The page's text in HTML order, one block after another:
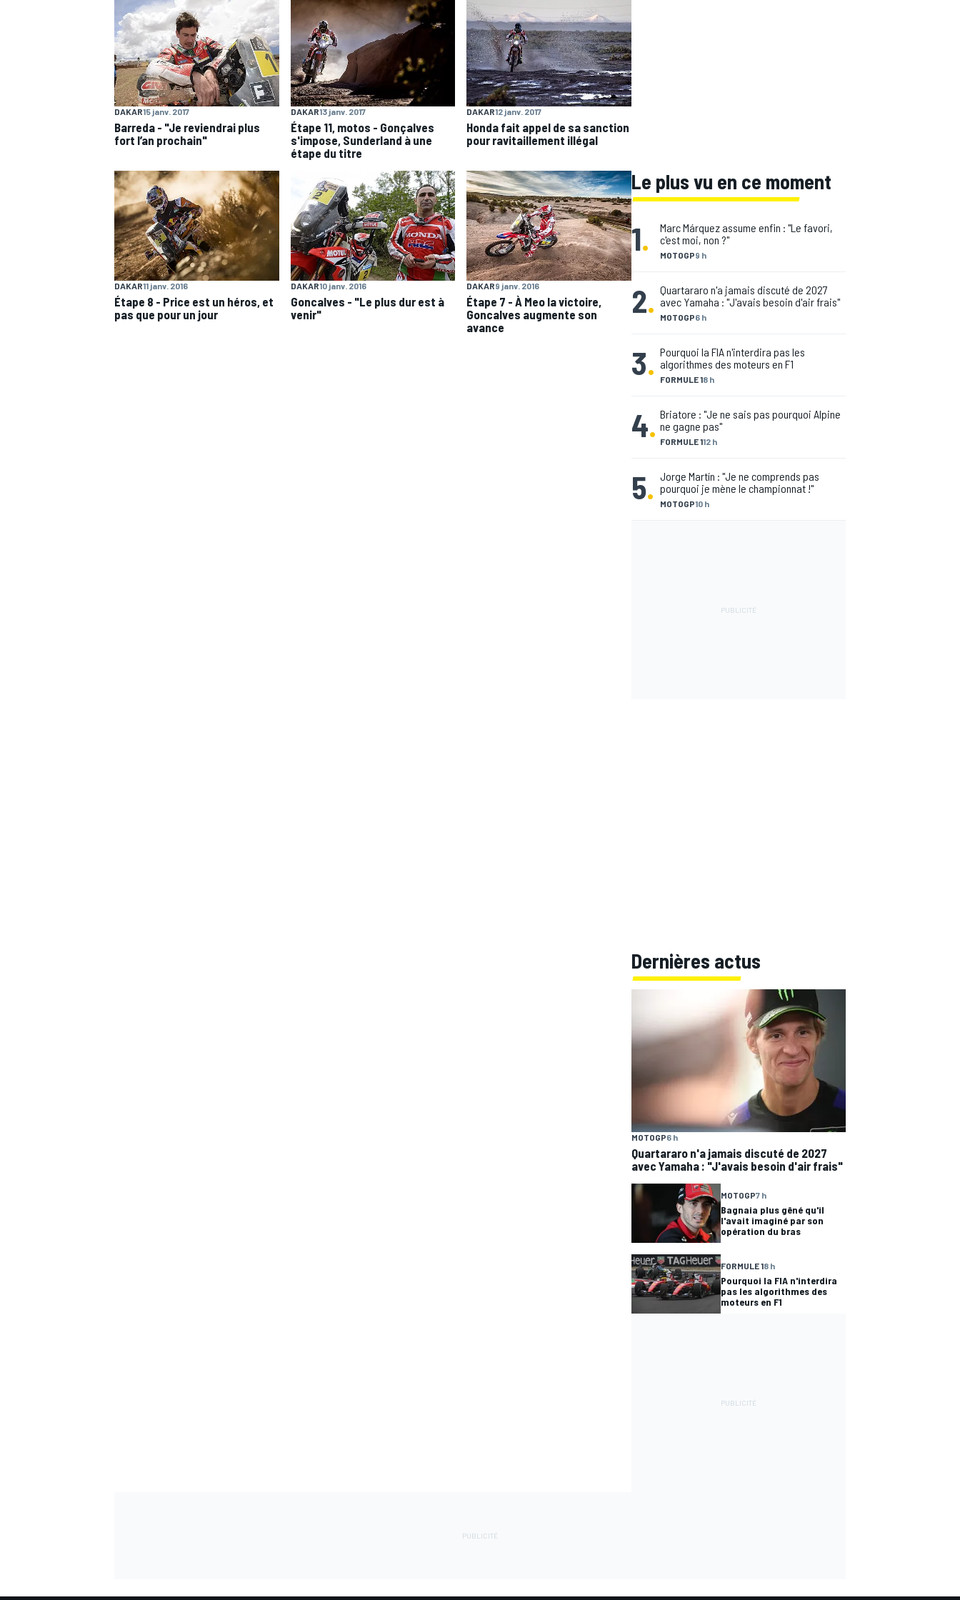
WRC
WEC
DAKAR15 janv. 2017
Barreda - "Je reviendrai plus
fort l’an prochain"
DAKAR13 janv. 2017
Étape 11, motos - Gonçalves
s'impose, Sunderland à une
étape du titre
DAKAR12 janv. 2017
Honda fait appel de sa sanction
pour ravitaillement illégal
DAKAR11 janv. 2016
Étape 8 - Price est un héros, et
pas que pour un jour
DAKAR10 janv. 2016
Goncalves - "Le plus dur est à
venir"
DAKAR9 janv. 2016
Étape 7 - À Meo la victoire,
Goncalves augmente son
avance
Le plus vu en ce moment
1. MOTOGP9 h
Marc Márquez assume enfin : "Le favori,
c'est moi, non ?"
2. MOTOGP6 h
Quartararo n'a jamais discuté de 2027
avec Yamaha : "J'avais besoin d'air frais"
3. FORMULE 18 h
Pourquoi la FIA n'interdira pas les
algorithmes des moteurs en F1
4. FORMULE 112 h
Briatore : "Je ne sais pas pourquoi Alpine
ne gagne pas"
5. MOTOGP10 h
Jorge Martín : "Je ne comprends pas
pourquoi je mène le championnat !"
Dernières actus
MOTOGP6 h
Quartararo n'a jamais discuté de 2027
avec Yamaha : "J'avais besoin d'air frais"
MOTOGP7 h
Bagnaia plus gêné qu'il
l'avait imaginé par son
opération du bras
FORMULE 18 h
Pourquoi la FIA n'interdira
pas les algorithmes des
moteurs en F1